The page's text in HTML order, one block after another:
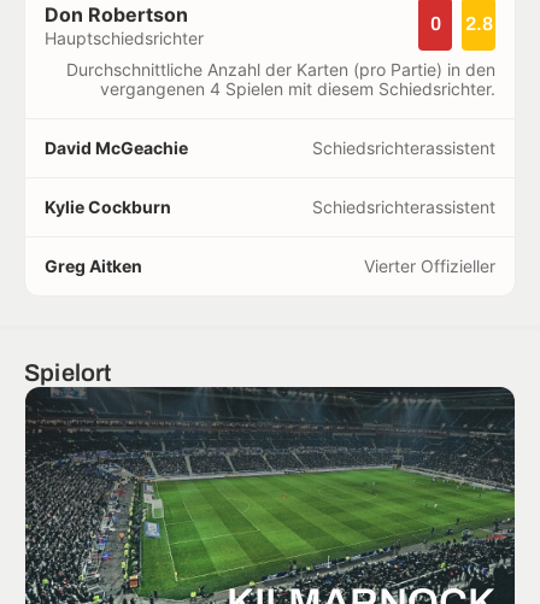
Don Robertson
Hauptschiedsrichter
0 2.8
Durchschnittliche Anzahl der Karten (pro Partie) in den
vergangenen 4 Spielen mit diesem Schiedsrichter.
David McGeachie Schiedsrichterassistent
Kylie Cockburn Schiedsrichterassistent
Greg Aitken Vierter Offizieller
Spielort